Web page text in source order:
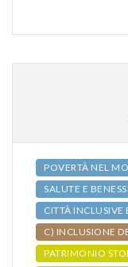
POVERTÀ NEL
SALUTE E
CITTÀ INCLUSIVE
C) INCLUSIONE
PATRIMONIO